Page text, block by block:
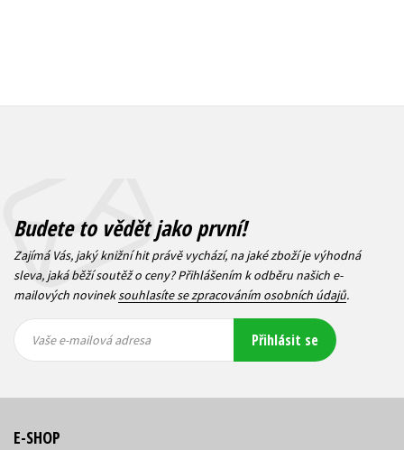
Budete to vědět jako první!
Zajímá Vás, jaký knižní hit právě vychází, na jaké zboží je výhodná
sleva, jaká běží soutěž o ceny? Přihlášením k odběru našich e-
mailových novineksouhlasíte se zpracováním osobních údajů.
mailová
mailová
Vaše e-mailová adresa Přihlásit se
E-SHOP